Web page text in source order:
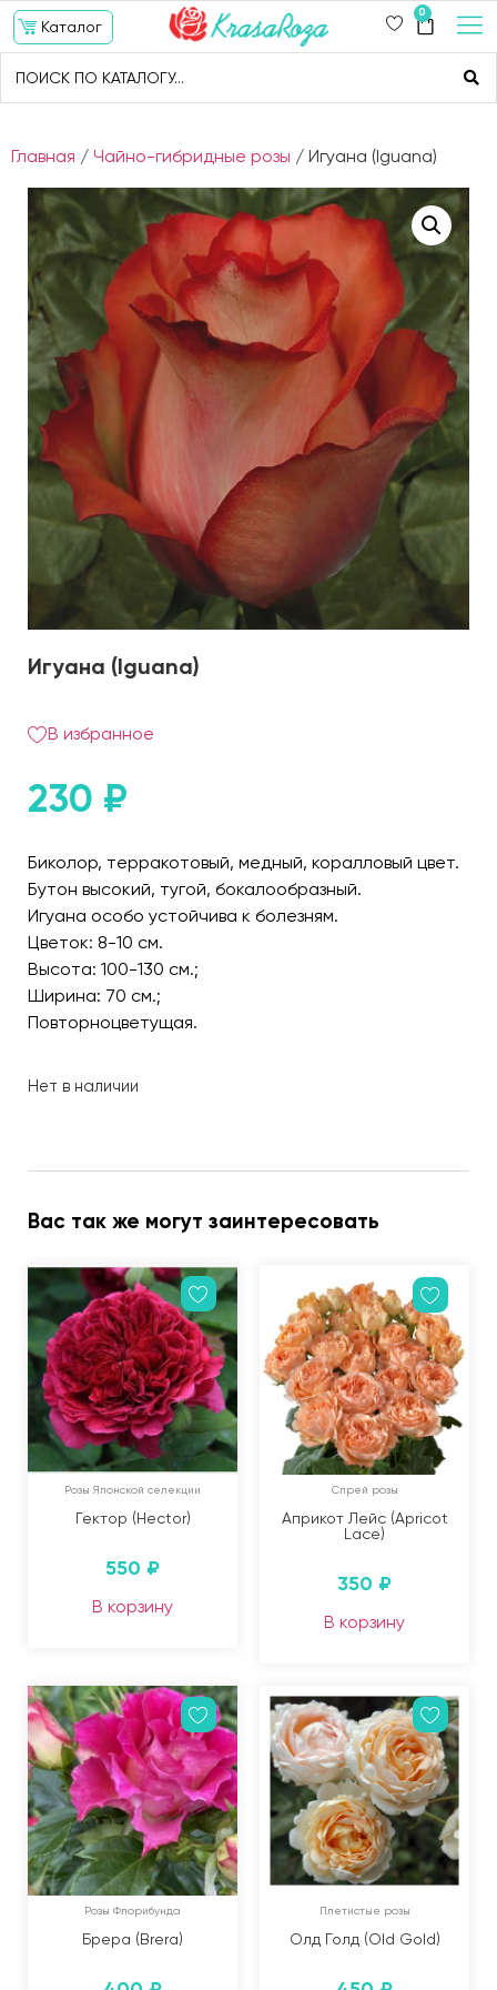
Каталог
0
Главная / Чайно-гибридные розы / Игуана (Iguana)
Игуана (Iguana)
В избранное
230 ₽
Биколор, терракотовый, медный, коралловый цвет.
Бутон высокий, тугой, бокалообразный.
Игуана особо устойчива к болезням.
Цветок: 8-10 см.
Высота: 100-130 см.;
Ширина: 70 см.;
Повторноцветущая.
Нет в наличии
Вас так же могут заинтересовать
Розы Японской селекции
Гектор (Hector)
550 ₽
В корзину
Спрей розы
Априкот Лейс (Apricot
Lace)
350 ₽
В корзину
Розы Флорибунда
Брера (Brera)
Плетистые розы
Олд Голд (Old Gold)